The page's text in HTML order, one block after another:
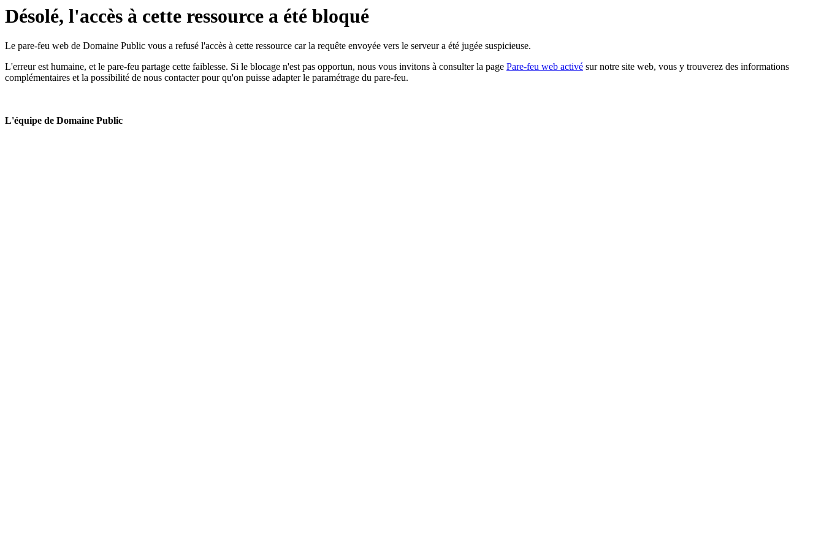
Désolé, l'accès à cette ressource a été bloqué
Le pare-feu web de Domaine Public vous a refusé l'accès à cette ressource car la requête envoyée vers le serveur a été jugée suspicieuse.
L'erreur est humaine, et le pare-feu partage cette faiblesse. Si le blocage n'est pas opportun, nous vous invitons à consulter la page Pare-feu web activé sur notre site web, vous y trouverez des informations
complémentaires et la possibilité de nous contacter pour qu'on puisse adapter le paramétrage du pare-feu.
L'équipe de Domaine Public